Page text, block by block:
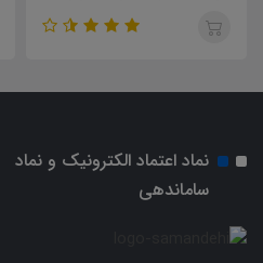
حکومتی
نماد اعتماد الکترونیک و نماد
ساماندهی